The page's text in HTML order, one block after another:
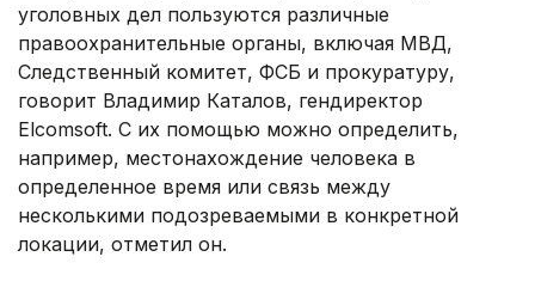
уголовных дел пользуются различные
правоохранительные органы, включая МВД,
Следственный комитет, ФСБ и прокуратуру,
говорит Владимир Каталов, гендиректор
Elcomsoft. С их помощью можно определить,
например, местонахождение человека в
определенное время или связь между
несколькими подозреваемыми в конкретной
локации, отметил он.